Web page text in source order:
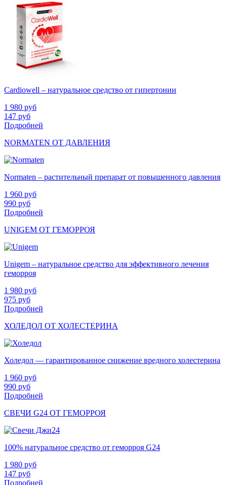
Cardiowell – натуральное средство от гипертонии
1 980 руб
147 руб
Подробней
NORMATEN ОТ ДАВЛЕНИЯ
Normaten – растительный препарат от повышенного давления
1 960 руб
990 руб
Подробней
UNIGEM ОТ ГЕМОРРОЯ
Unigem – натуральное средство для эффективного лечения
геморроя
1 980 руб
975 руб
Подробней
ХОЛЕДОЛ ОТ ХОЛЕСТЕРИНА
Холедол — гарантированное снижение вредного холестерина
1 960 руб
990 руб
Подробней
СВЕЧИ G24 ОТ ГЕМОРРОЯ
100% натуральное средство от геморроя G24
1 980 руб
147 руб
Подробней